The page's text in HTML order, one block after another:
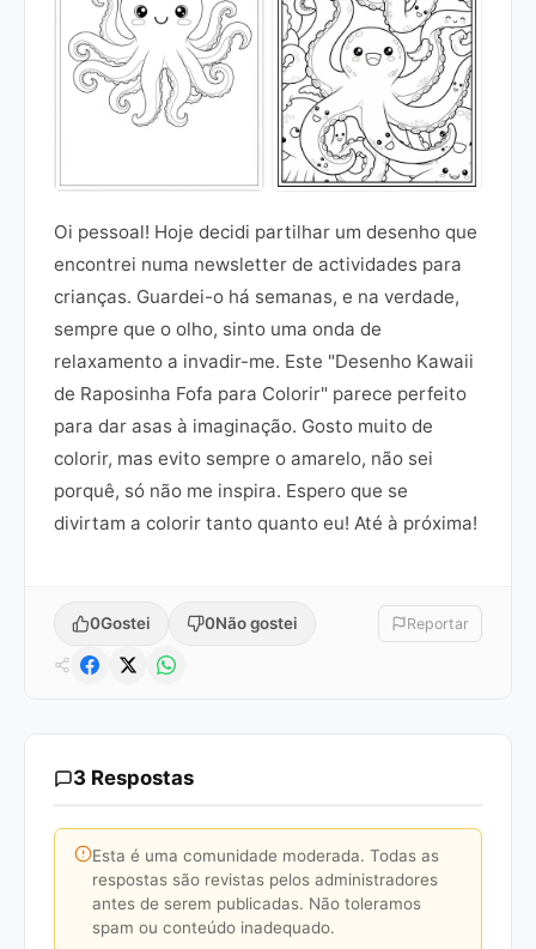
Oi pessoal! Hoje decidi partilhar um desenho que
encontrei numa newsletter de actividades para
crianças. Guardei-o há semanas, e na verdade,
sempre que o olho, sinto uma onda de
relaxamento a invadir-me. Este "Desenho Kawaii
de Raposinha Fofa para Colorir" parece perfeito
para dar asas à imaginação. Gosto muito de
colorir, mas evito sempre o amarelo, não sei
porquê, só não me inspira. Espero que se
divirtam a colorir tanto quanto eu! Até à próxima!
0Gostei 0Não gostei Reportar
3 Respostas
Esta é uma comunidade moderada. Todas as
respostas são revistas pelos administradores
antes de serem publicadas. Não toleramos
spam ou conteúdo inadequado.